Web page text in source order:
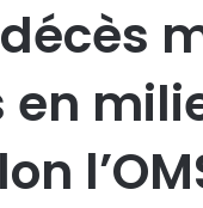
en